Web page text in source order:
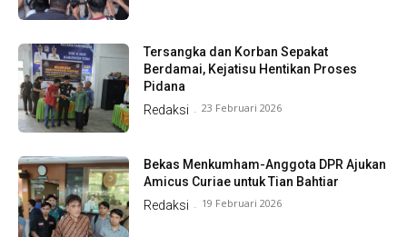
Tersangka dan Korban Sepakat
Berdamai, Kejatisu Hentikan Proses
Pidana
Redaksi - 23 Februari 2026
Bekas Menkumham-Anggota DPR Ajukan
Amicus Curiae untuk Tian Bahtiar
Redaksi - 19 Februari 2026